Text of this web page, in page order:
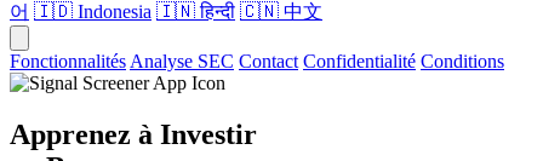
어 🇮🇩 Indonesia 🇮🇳हिन्दी 🇨🇳 中文
Fonctionnalités Analyse SEC Contact Confidentialité Conditions
Apprenez à Investir